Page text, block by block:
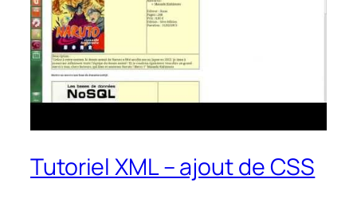
Tutoriel XML – ajout de CSS